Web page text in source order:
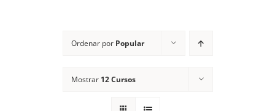
Financiado
Ordenar por Popular
Mostrar 12 Cursos